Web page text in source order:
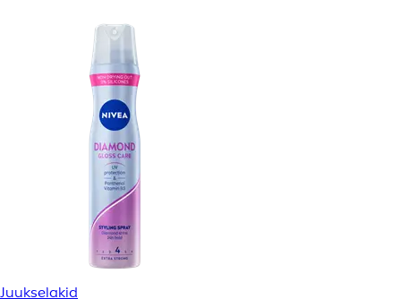
Juukselakid